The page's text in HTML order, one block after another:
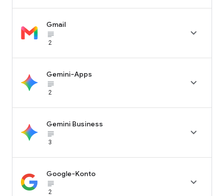
Gmail
subject_black
2

Gemini-Apps
subject_black
2

Gemini Business
subject_black
3

Google-Konto
subject_black
2
